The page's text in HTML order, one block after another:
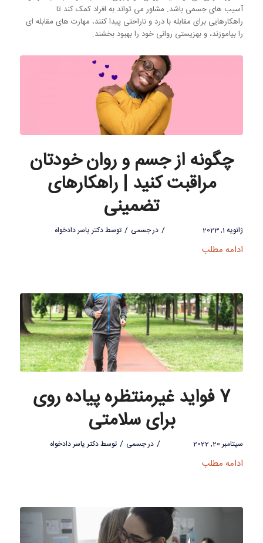
آسیب های جسمی باشد. مشاور می تواند به افراد کمک کند تا
راهکارهایی برای مقابله با درد و ناراحتی پیدا کنند، مهارت های مقابله ای
را بیاموزند، و بهزیستی روانی خود را بهبود بخشند.
چگونه از جسم و روان خودتان
مراقبت کنید | راهکارهای
تضمینی
ژانویه 1, 2023 / درجسمی / توسطدکتر یاسر دادخواه
ادامه مطلب
7 فواید غیرمنتظره پیاده روی
برای سلامتی
سپتامبر 20, 2022 / درجسمی / توسطدکتر یاسر دادخواه
ادامه مطلب